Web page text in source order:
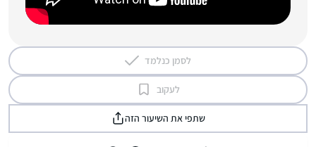
לסמן כנלמד
לעקוב
שתפי את השיעור הזה